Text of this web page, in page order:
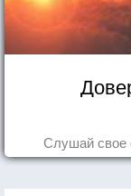
Слушай свое